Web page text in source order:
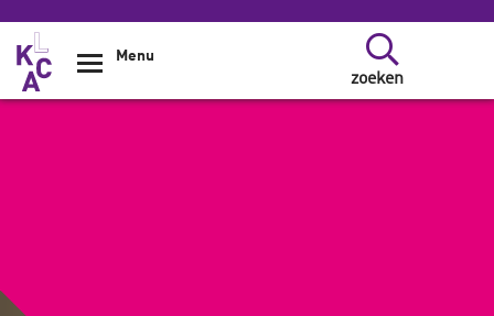
Overslaan en naar de inhoud gaan
zoeken
Menu